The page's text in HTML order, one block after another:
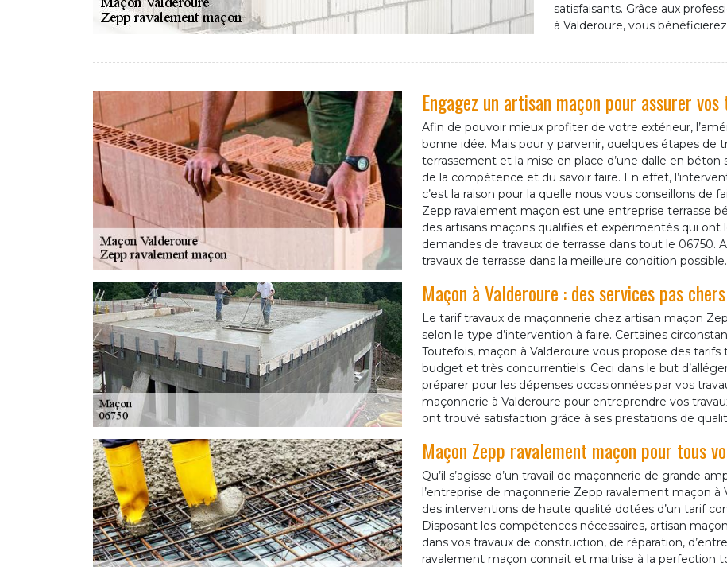
satisfaisants. Grâce aux
à Valderoure, vous
Engagez un artisan maçon pour assurer
Afin de pouvoir mieux profiter de votre extérieur,
bonne idée. Mais pour y parvenir, quelques étapes de
terrassement et la mise en place d’une dalle en
de la compétence et du savoir faire. En effet,
c’est la raison pour la quelle nous vous conseillons de
Zepp ravalement maçon est une entreprise terrasse
des artisans maçons qualifiés et expérimentés qui ont
demandes de travaux de terrasse dans tout le 06750.
travaux de terrasse dans la meilleure condition possible.
Maçon à Valderoure : des services pas chers
Le tarif travaux de maçonnerie chez artisan maçon
selon le type d’intervention à faire. Certaines
Toutefois, maçon à Valderoure vous propose des
budget et très concurrentiels. Ceci dans le but
préparer pour les dépenses occasionnées par vos
maçonnerie à Valderoure pour entreprendre vos
ont trouvé satisfaction grâce à ses prestations de
Maçon Zepp ravalement maçon pour tous
Qu’il s’agisse d’un travail de maçonnerie de grande
l’entreprise de maçonnerie Zepp ravalement maçon
des interventions de haute qualité dotées d’un tarif
Disposant les compétences nécessaires, artisan
dans vos travaux de construction, de réparation,
ravalement maçon connait et maitrise à la perfection